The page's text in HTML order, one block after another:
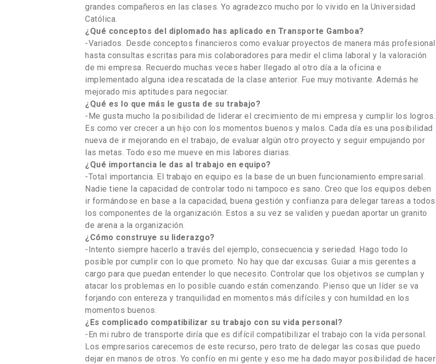
grandes compañeros en las clases. Yo agradezco mucho por lo vivido en la Universidad
Católica.
¿Qué conceptos del diplomado has aplicado en Transporte Gamboa?
-Variados. Desde conceptos financieros como evaluar proyectos de manera más profesional
hasta consultas escritas para mis colaboradores para medir el clima laboral y la valoración
de mi empresa. Recuerdo muchas veces haber llegado al otro día a la oficina e
implementado alguna idea rescatada de la clase anterior. Fue muy motivante. Además he
mejorado mis aptitudes para negociar.
¿Qué es lo que más le gusta de su trabajo?
-Me gusta mucho la posibilidad de liderar el crecimiento de mi empresa y cumplir los logros.
Es como ver crecer a un hijo con los momentos buenos y malos. Cada día es una posibilidad
nueva de ir mejorando en el trabajo, de evaluar algún otro proyecto y seguir empujando por
las metas. Todo eso me mueve en mis labores diarias.
¿Qué importancia le das al trabajo en equipo?
-Total importancia. El trabajo en equipo es la base de un buen funcionamiento empresarial.
Nadie tiene la capacidad de controlar todo ni tampoco es sano. Creo que los equipos deben
ir formándose en base a la capacidad, buena gestión y confianza para delegar tareas a todos
los componentes de la organización. Estos a su vez se validen y puedan aportar un granito
de arena a la organización.
¿Cómo construye su liderazgo?
-Intento siempre hacerlo a través del ejemplo, consecuencia y seriedad. Hago todo lo
posible por cumplir con lo que prometo. No hay que dar excusas. Guiar a mis gerentes a
cargo para que puedan entender lo que necesito. Controlar que los objetivos se cumplan y
atacar los problemas en lo posible cuando están comenzando. Pienso que un líder se va
forjando con entereza y tranquilidad en momentos más difíciles y con humildad en los
momentos buenos.
¿Es complicado compatibilizar su trabajo con su vida personal?
-En mi rubro de transporte diría que es difícil compatibilizar el trabajo con la vida personal.
Los empresarios carecemos de este recurso, pero trato de delegar las cosas que puedo
dejar en manos de otros. Yo confío en mi gente y eso me ha dado mayor posibilidad de hacer